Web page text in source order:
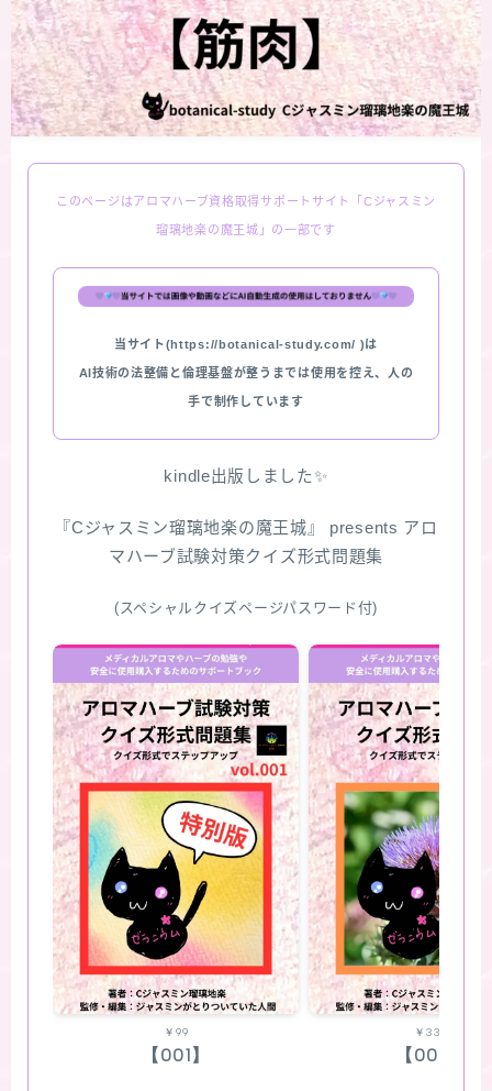
このページはアロマハーブ資格取得サポートサイト「Cジャスミン
瑠璃地楽の魔王城」の一部です
当サイト(https://botanical-study.com/ )は
AI技術の法整備と倫理基盤が整うまでは使用を控え、人の
手で制作しています
kindle出版しました✨
『Cジャスミン瑠璃地楽の魔王城』 presents アロ
マハーブ試験対策クイズ形式問題集
(スペシャルクイズページパスワード付)
￥99
【001】
￥330
【002】